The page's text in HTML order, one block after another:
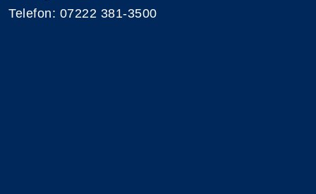
Telefon: 07222 381-3500